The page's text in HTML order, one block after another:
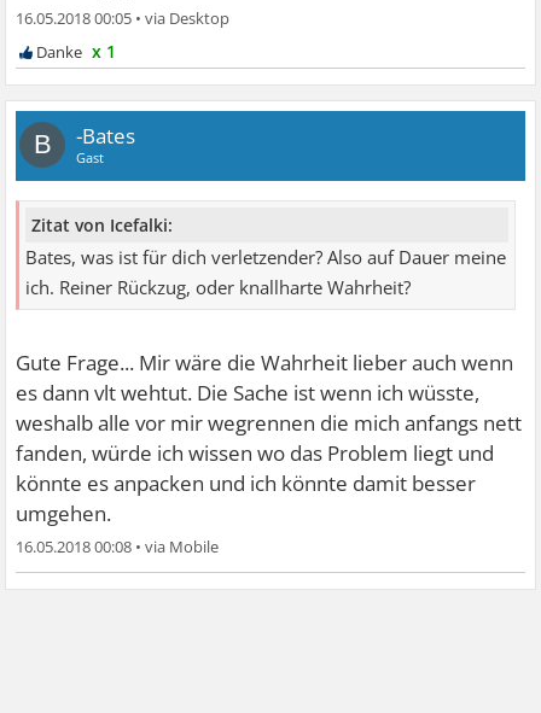
16.05.2018 00:05 •
x 1
B -Bates
Gast
Zitat von Icefalki:
Bates, was ist für dich verletzender? Also auf Dauer meine
ich. Reiner Rückzug, oder knallharte Wahrheit?
Gute Frage... Mir wäre die Wahrheit lieber auch wenn
es dann vlt wehtut. Die Sache ist wenn ich wüsste,
weshalb alle vor mir wegrennen die mich anfangs nett
fanden, würde ich wissen wo das Problem liegt und
könnte es anpacken und ich könnte damit besser
umgehen.
16.05.2018 00:08 •